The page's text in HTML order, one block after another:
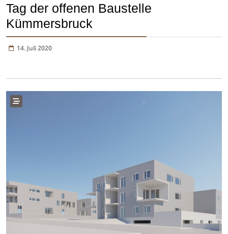
Tag der offenen Baustelle
Kümmersbruck
14. Juli 2020